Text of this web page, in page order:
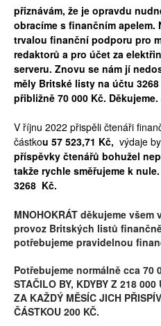
přiznávám, že je opravdu
obracíme s finančním apelem.
trvalou finanční podporu pro
redaktorů a pro účet za
serveru. Znovu se nám jí
měly Britské listy na účtu
přibližně 70 000 Kč. Děkujeme.
V říjnu 2022 přispěli čtenáři
částkou 57 523,71 Kč, výdaje
příspěvky čtenářů bohužel
takže rychle směřujeme k nule.
3268 Kč.
MNOHOKRÁT děkujeme
provoz Britských listů
potřebujeme pravidelnou
Potřebujeme normálně cca 70
STAČILO BY, KDYBY Z 218
ZA KAŽDÝ MĚSÍC JICH
ČÁSTKOU 200 KČ.